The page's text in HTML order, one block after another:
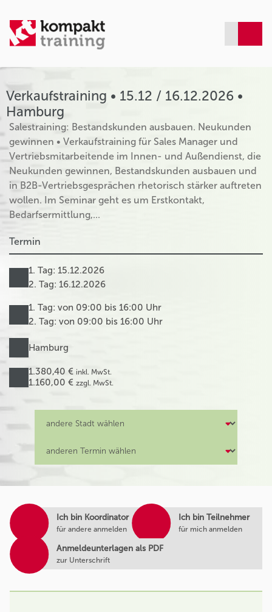
Verkaufstraining • 15.12 / 16.12.2026 •
Hamburg
Salestraining: Bestandskunden ausbauen. Neukunden
gewinnen • Verkaufstraining für Sales Manager und
Vertriebsmitarbeitende im Innen- und Außendienst, die
Neukunden gewinnen, Bestandskunden ausbauen und
in B2B-Vertriebsgesprächen rhetorisch stärker auftreten
wollen. Im Seminar geht es um Erstkontakt,
Bedarfsermittlung,...
Termin
1. Tag: 15.12.2026
2. Tag: 16.12.2026
1. Tag: von 09:00 bis 16:00 Uhr
2. Tag: von 09:00 bis 16:00 Uhr
Hamburg
1.380,40 € inkl. MwSt.
1.160,00 € zzgl. MwSt.
Ich bin Koordinator
für andere anmelden
Ich bin Teilnehmer
für mich anmelden
Anmeldeunterlagen als PDF
zur Unterschrift